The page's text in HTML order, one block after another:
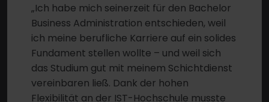
„Ich habe mich seinerzeit für den Bachelor
Business Administration entschieden, weil
ich meine berufliche Karriere auf ein solides
Fundament stellen wollte – und weil sich
das Studium gut mit meinem Schichtdienst
vereinbaren ließ. Dank der hohen
Flexibilität an der IST-Hochschule musste